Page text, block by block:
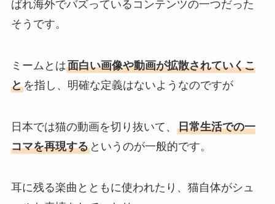
ばれ海外でバズっているコンテンツの一つだった
そうです。
ミームとは面白い画像や動画が拡散されていくこ
とを指し、明確な定義はないようなのですが
日本では猫の動画を切り抜いて、 日常生活での一
コマを再現するというのが一般的です。
耳に残る楽曲とともに使われたり、猫自体がシュ